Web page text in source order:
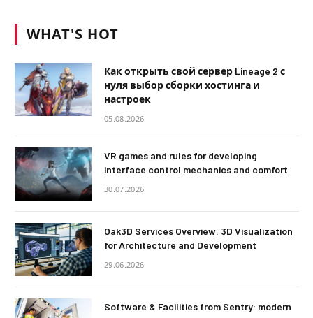
WHAT'S HOT
Как открыть свой сервер Lineage 2 с
нуля выбор сборки хостинга и
настроек
05.08.2026
VR games and rules for developing
interface control mechanics and comfort
30.07.2026
Oak3D Services Overview: 3D Visualization
for Architecture and Development
29.06.2026
Software & Facilities from Sentry: modern